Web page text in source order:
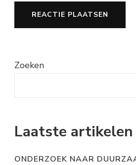
Zoeken
Laatste artikelen
ONDERZOEK NAAR